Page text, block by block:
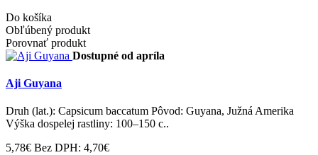
Do košíka
Obľúbený produkt
Porovnať produkt
Dostupné od apríla
Aji Guyana
Druh (lat.): Capsicum baccatum Pôvod: Guyana, Južná Amerika
Výška dospelej rastliny: 100–150 c..
5,78€ Bez DPH: 4,70€